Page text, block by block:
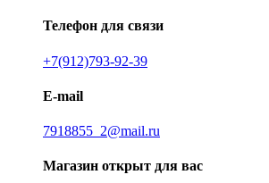
Телефон для связи
+7(912)793-92-39
E-mail
7918855_2@mail.ru
Магазин открыт для вас